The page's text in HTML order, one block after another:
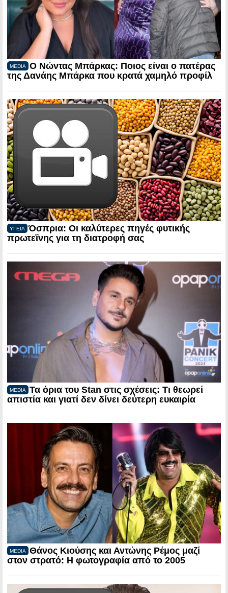
MEDIA
Ο Νώντας Μπάρκας: Ποιος είναι ο πατέρας
της Δανάης Μπάρκα που κρατά χαμηλό προφίλ
ΥΓΕΙΑ
Όσπρια: Οι καλύτερες πηγές φυτικής
πρωτεΐνης για τη διατροφή σας
MEDIA
Τα όρια του Stan στις σχέσεις: Τι θεωρεί
απιστία και γιατί δεν δίνει δεύτερη ευκαιρία
MEDIA
Θάνος Κιούσης και Αντώνης Ρέμος μαζί
στον στρατό: Η φωτογραφία από το 2005